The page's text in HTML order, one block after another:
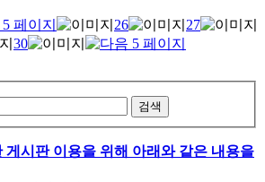
26
27
30
검색
게시판 이용을 위해 아래와 같은 내용을